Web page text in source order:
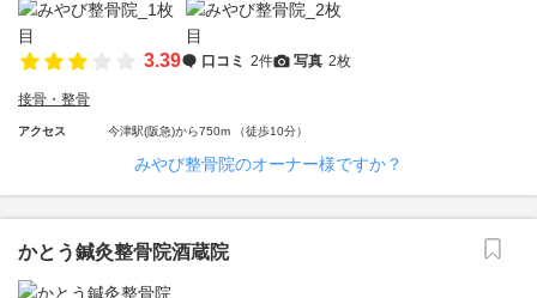
3.39 口コミ 2件 写真 2枚
接骨・整骨
アクセス 今津駅(阪急)から750m （徒歩10分）
みやび整骨院のオーナー様ですか？
かとう鍼灸整骨院酒蔵院